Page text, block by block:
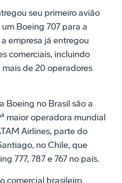
seu primeiro avião
Boeing 707 para a
empresa já entregou
comerciais, incluindo
de 20 operadores
Boeing no Brasil são a
maior operadora mundial
Airlines, parte do
no Chile, que
777, 787 e 767 no país.
comercial brasileiro